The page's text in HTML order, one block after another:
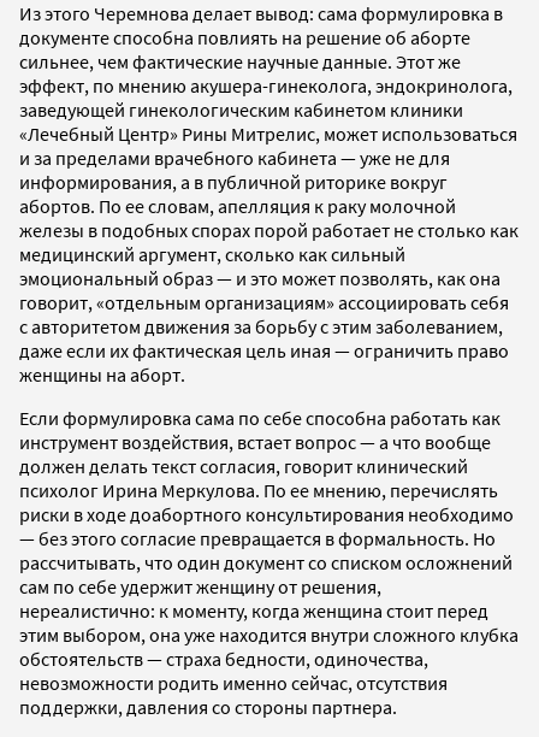
Из этого Черемнова делает вывод: сама формулировка в
документе способна повлиять на решение об аборте
сильнее, чем фактические научные данные. Этот же
эффект, по мнению акушера-гинеколога, эндокринолога,
заведующей гинекологическим кабинетом клиники
«Лечебный Центр» Рины Митрелис, может использоваться
и за пределами врачебного кабинета — уже не для
информирования, а в публичной риторике вокруг
абортов. По ее словам, апелляция к раку молочной
железы в подобных спорах порой работает не столько как
медицинский аргумент, сколько как сильный
эмоциональный образ — и это может позволять, как она
говорит, «отдельным организациям» ассоциировать себя
с авторитетом движения за борьбу с этим заболеванием,
даже если их фактическая цель иная — ограничить право
женщины на аборт.
Если формулировка сама по себе способна работать как
инструмент воздействия, встает вопрос — а что вообще
должен делать текст согласия, говорит клинический
психолог Ирина Меркулова. По ее мнению, перечислять
риски в ходе доабортного консультирования необходимо
— без этого согласие превращается в формальность. Но
рассчитывать, что один документ со списком осложнений
сам по себе удержит женщину от решения,
нереалистично: к моменту, когда женщина стоит перед
этим выбором, она уже находится внутри сложного клубка
обстоятельств — страха бедности, одиночества,
невозможности родить именно сейчас, отсутствия
поддержки, давления со стороны партнера.